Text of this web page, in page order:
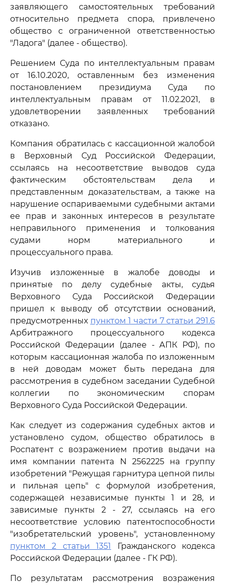
заявляющего самостоятельных требований
относительно предмета спора, привлечено
общество с ограниченной ответственностью
"Ладога" (далее - общество).
Решением Суда по интеллектуальным правам
от 16.10.2020, оставленным без изменения
постановлением президиума Суда по
интеллектуальным правам от 11.02.2021, в
удовлетворении заявленных требований
отказано.
Компания обратилась с кассационной жалобой
в Верховный Суд Российской Федерации,
ссылаясь на несоответствие выводов суда
фактическим обстоятельствам дела и
представленным доказательствам, а также на
нарушение оспариваемыми судебными актами
ее прав и законных интересов в результате
неправильного применения и толкования
судами норм материального и
процессуального права.
Изучив изложенные в жалобе доводы и
принятые по делу судебные акты, судья
Верховного Суда Российской Федерации
пришел к выводу об отсутствии оснований,
предусмотренных пунктом 1 части 7 статьи 291.6
Арбитражного процессуального кодекса
Российской Федерации (далее - АПК РФ), по
которым кассационная жалоба по изложенным
в ней доводам может быть передана для
рассмотрения в судебном заседании Судебной
коллегии по экономическим спорам
Верховного Суда Российской Федерации.
Как следует из содержания судебных актов и
установлено судом, общество обратилось в
Роспатент с возражением против выдачи на
имя компании патента N 2562225 на группу
изобретений "Режущая гарнитура цепной пилы
и пильная цепь" с формулой изобретения,
содержащей независимые пункты 1 и 28, и
зависимые пункты 2 - 27, ссылаясь на его
несоответствие условию патентоспособности
"изобретательский уровень", установленному
пунктом 2 статьи 1351
Гражданского кодекса
Российской Федерации (далее - ГК РФ).
По результатам рассмотрения возражения